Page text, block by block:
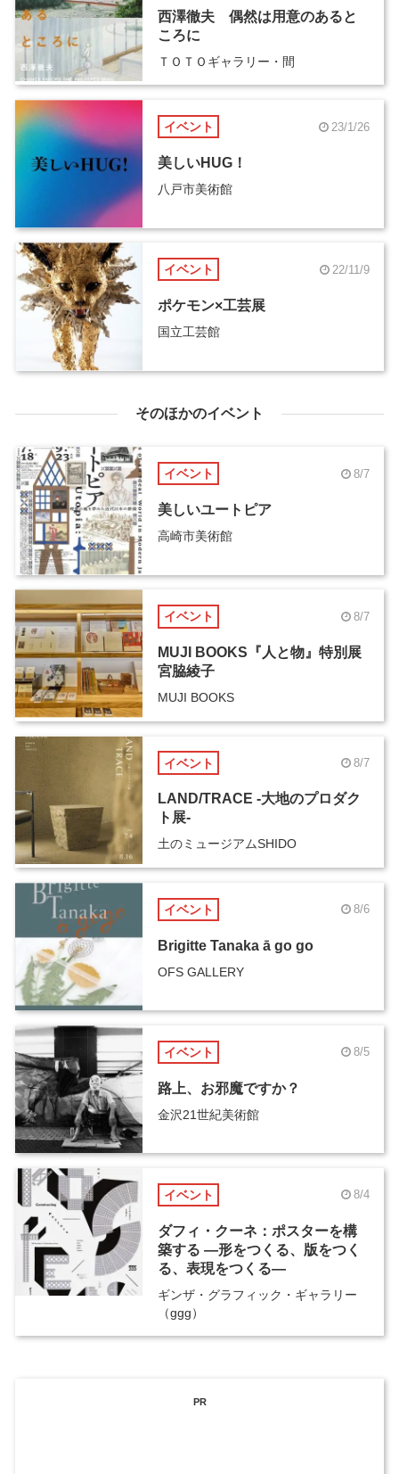
西澤徹夫 偶然は用意のあると
ころに
ＴＯＴＯギャラリー・間
イベント 23/1/26
美しいHUG！
八戸市美術館
イベント 22/11/9
ポケモン×工芸展
国立工芸館
そのほかのイベント
イベント 8/7
美しいユートピア
高崎市美術館
イベント 8/7
MUJI BOOKS『人と物』特別展
宮脇綾子
MUJI BOOKS
イベント 8/7
LAND/TRACE -大地のプロダク
ト展-
土のミュージアムSHIDO
イベント 8/6
Brigitte Tanaka ā go go
OFS GALLERY
イベント 8/5
路上、お邪魔ですか？
金沢21世紀美術館
イベント 8/4
ダフィ・クーネ：ポスターを構
築する ―形をつくる、版をつく
る、表現をつくる―
ギンザ・グラフィック・ギャラリー
（ggg）
PR